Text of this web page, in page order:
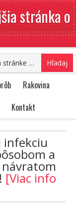
stránka o
Rakovina
Kontakt
infekciu
a
[Viac info